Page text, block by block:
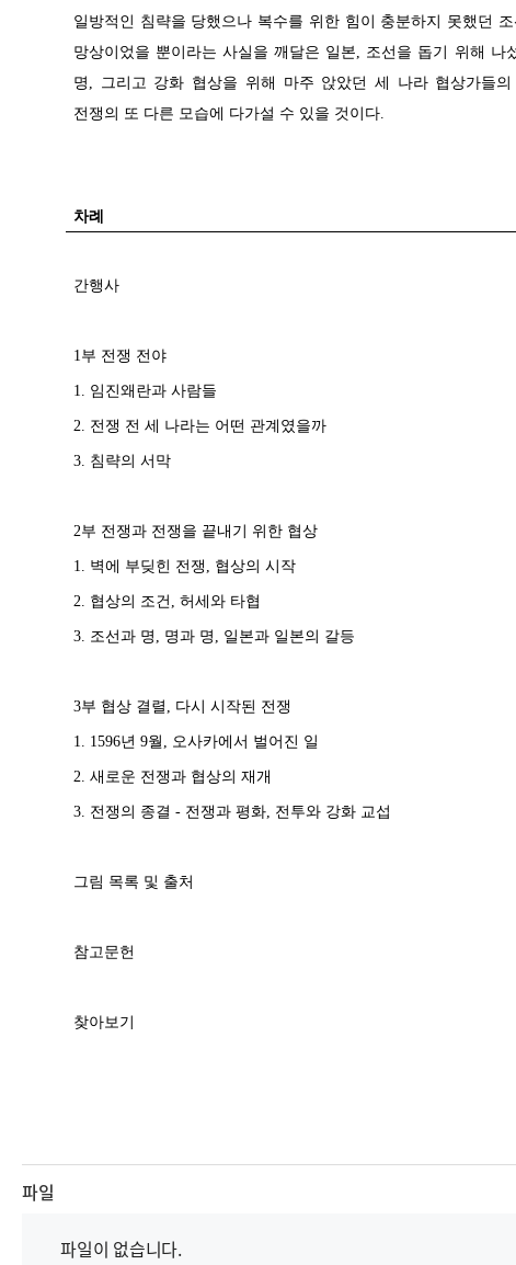
일방적인 침략을 당했으나 복수를 위한 힘이 충분하지 못했던
망상이었을 뿐이라는 사실을 깨달은 일본, 조선을 돕기 위해 나
명, 그리고 강화 협상을 위해 마주 앉았던 세 나라 협상가들의
전쟁의 또 다른 모습에 다가설 수 있을 것이다.
차례
간행사
1부 전쟁 전야
1. 임진왜란과 사람들
2. 전쟁 전 세 나라는 어떤 관계였을까
3. 침략의 서막
2부 전쟁과 전쟁을 끝내기 위한 협상
1. 벽에 부딪힌 전쟁, 협상의 시작
2. 협상의 조건, 허세와 타협
3. 조선과 명, 명과 명, 일본과 일본의 갈등
3부 협상 결렬, 다시 시작된 전쟁
1. 1596년 9월, 오사카에서 벌어진 일
2. 새로운 전쟁과 협상의 재개
3. 전쟁의 종결 - 전쟁과 평화, 전투와 강화 교섭
그림 목록 및 출처
참고문헌
찾아보기
파일
파일이 없습니다.